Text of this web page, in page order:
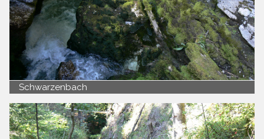
Schwarzenbach